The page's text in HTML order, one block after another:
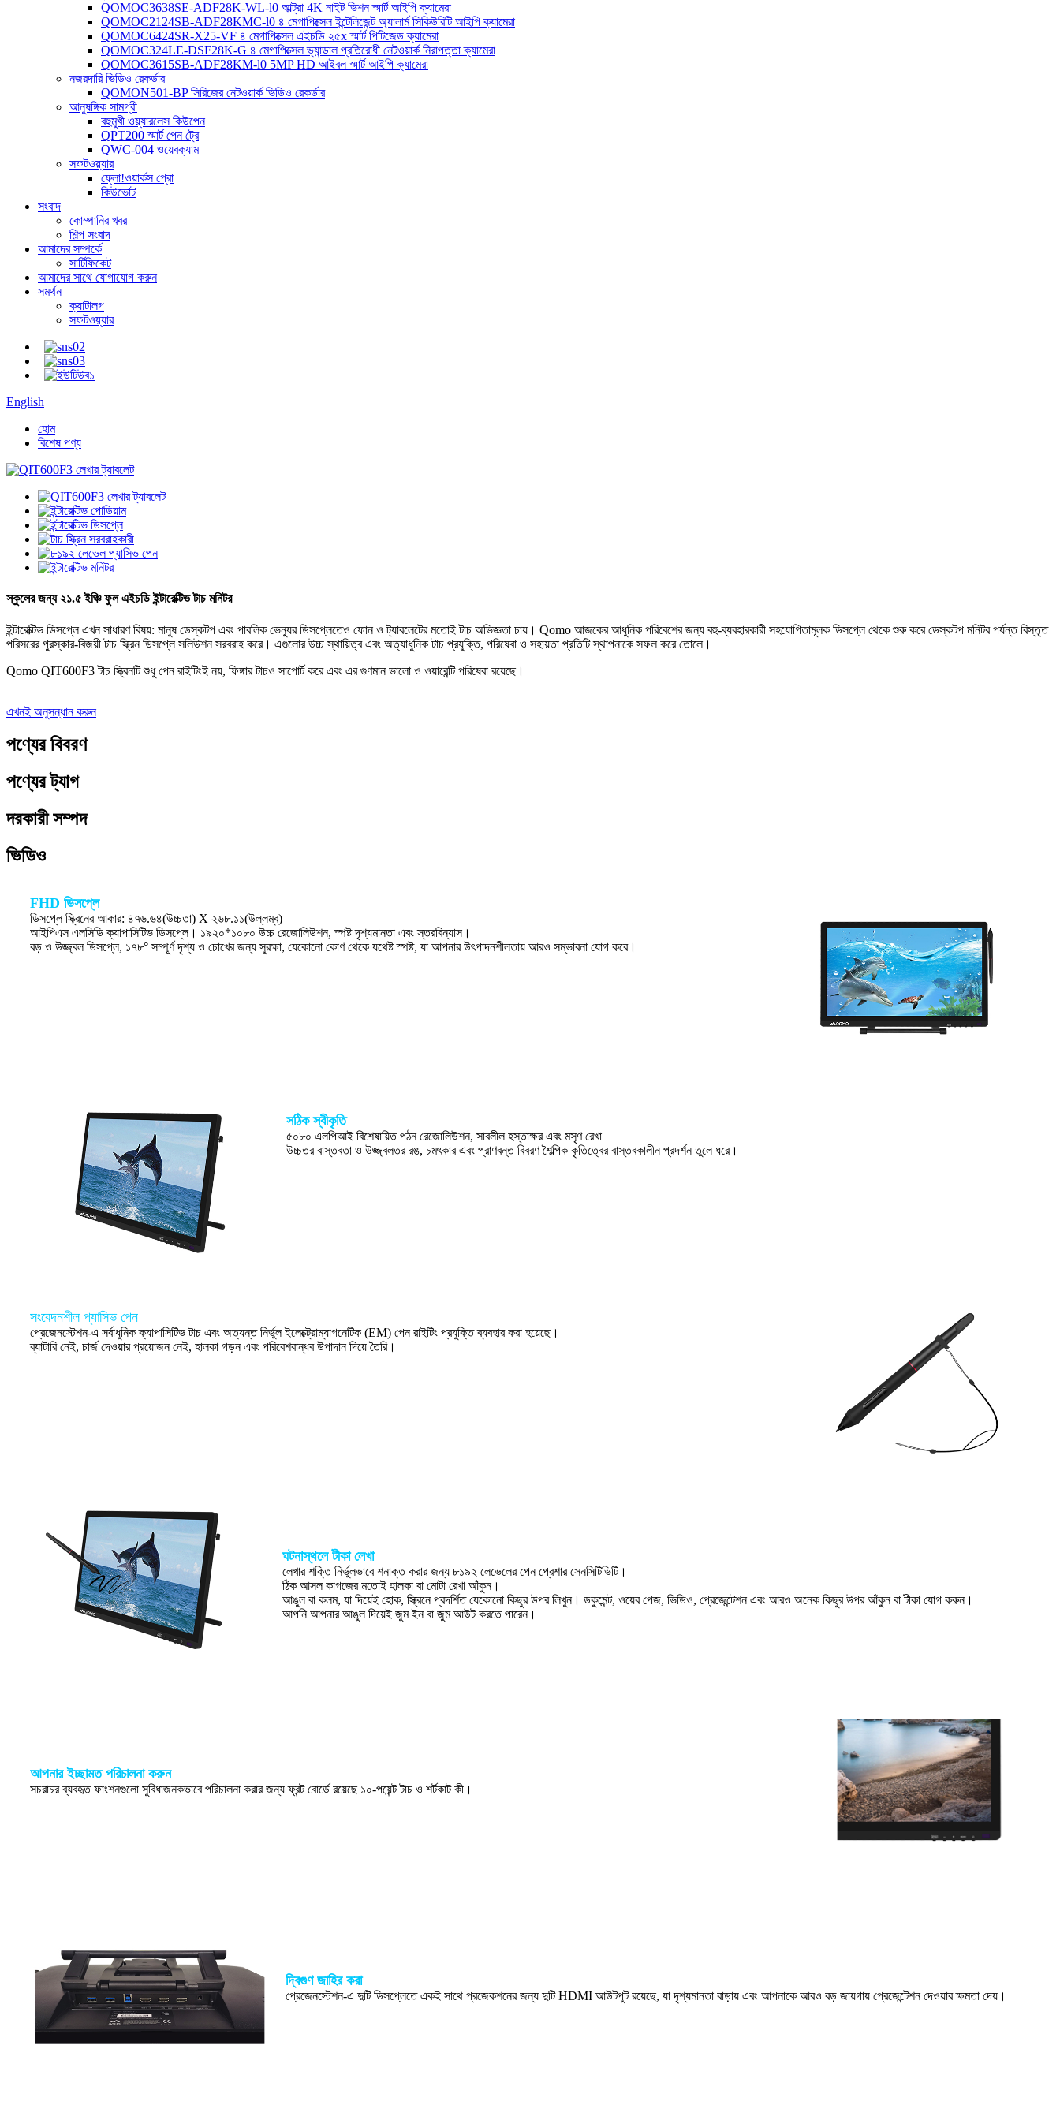
QOMOC3638SE-ADF28K-WL-l0 ​​আল্ট্রা 4K নাইট ভিশন স্মার্ট আইপি ক্যামেরা
QOMOC2124SB-ADF28KMC-l0 ৪ মেগাপিক্সেল ইন্টেলিজেন্ট অ্যালার্ম সিকিউরিটি আইপি ক্যামেরা
QOMOC6424SR-X25-VF ৪ মেগাপিক্সেল এইচডি ২৫x স্মার্ট পিটিজেড ক্যামেরা
QOMOC324LE-DSF28K-G ৪ মেগাপিক্সেল ভ্যান্ডাল প্রতিরোধী নেটওয়ার্ক নিরাপত্তা ক্যামেরা
QOMOC3615SB-ADF28KM-l0 5MP HD আইবল স্মার্ট আইপি ক্যামেরা
নজরদারি ভিডিও রেকর্ডার
QOMON501-BP সিরিজের নেটওয়ার্ক ভিডিও রেকর্ডার
আনুষঙ্গিক সামগ্রী
বহুমুখী ওয়্যারলেস কিউপেন
QPT200 স্মার্ট পেন ট্রে
QWC-004 ওয়েবক্যাম
সফটওয়্যার
ফ্লো!ওয়ার্কস প্রো
কিউভোট
সংবাদ
কোম্পানির খবর
শিল্প সংবাদ
আমাদের সম্পর্কে
সার্টিফিকেট
আমাদের সাথে যোগাযোগ করুন
সমর্থন
ক্যাটালগ
সফটওয়্যার
English
হোম
বিশেষ পণ্য
স্কুলের জন্য ২১.৫ ইঞ্চি ফুল এইচডি ইন্টারেক্টিভ টাচ মনিটর
ইন্টারেক্টিভ ডিসপ্লে এখন সাধারণ বিষয়: মানুষ ডেস্কটপ এবং পাবলিক ভেন্যুর ডিসপ্লেতেও ফোন ও ট্যাবলেটের মতোই টাচ অভিজ্ঞতা চায়। Qomo আজকের আধুনিক পরিবেশের জন্য বহু-ব্যবহারকারী সহযোগিতামূলক ডিসপ্লে থেকে শুরু করে ডেস্কটপ মনিটর পর্যন্ত বিস্তৃত
পরিসরের পুরস্কার-বিজয়ী টাচ স্ক্রিন ডিসপ্লে সলিউশন সরবরাহ করে। এগুলোর উচ্চ স্থায়িত্ব এবং অত্যাধুনিক টাচ প্রযুক্তি, পরিষেবা ও সহায়তা প্রতিটি স্থাপনাকে সফল করে তোলে।
Qomo QIT600F3 টাচ স্ক্রিনটি শুধু পেন রাইটিংই নয়, ফিঙ্গার টাচও সাপোর্ট করে এবং এর গুণমান ভালো ও ওয়ারেন্টি পরিষেবা রয়েছে।
এখনই অনুসন্ধান করুন
পণ্যের বিবরণ
পণ্যের ট্যাগ
দরকারী সম্পদ
ভিডিও
FHD ডিসপ্লে
ডিসপ্লে স্ক্রিনের আকার: ৪৭৬.৬৪(উচ্চতা) X ২৬৮.১১(উল্লম্ব)
আইপিএস এলসিডি ক্যাপাসিটিভ ডিসপ্লে। ১৯২০*১০৮০ উচ্চ রেজোলিউশন, স্পষ্ট দৃশ্যমানতা এবং স্তরবিন্যাস।
বড় ও উজ্জ্বল ডিসপ্লে, ১৭৮° সম্পূর্ণ দৃশ্য ও চোখের জন্য সুরক্ষা, যেকোনো কোণ থেকে যথেষ্ট স্পষ্ট, যা আপনার উৎপাদনশীলতায় আরও সম্ভাবনা যোগ করে।
সঠিক স্বীকৃতি
৫০৮০ এলপিআই বিশেষায়িত পঠন রেজোলিউশন, সাবলীল হস্তাক্ষর এবং মসৃণ রেখা
উচ্চতর বাস্তবতা ও উজ্জ্বলতর রঙ, চমৎকার এবং প্রাণবন্ত বিবরণ শৈল্পিক কৃতিত্বের বাস্তবকালীন প্রদর্শন তুলে ধরে।
সংবেদনশীল প্যাসিভ পেন
প্রেজেনস্টেশন-এ সর্বাধুনিক ক্যাপাসিটিভ টাচ এবং অত্যন্ত নির্ভুল ইলেক্ট্রোম্যাগনেটিক (EM) পেন রাইটিং প্রযুক্তি ব্যবহার করা হয়েছে।
ব্যাটারি নেই, চার্জ দেওয়ার প্রয়োজন নেই, হালকা গড়ন এবং পরিবেশবান্ধব উপাদান দিয়ে তৈরি।
ঘটনাস্থলে টীকা লেখা
লেখার শক্তি নির্ভুলভাবে শনাক্ত করার জন্য ৮১৯২ লেভেলের পেন প্রেশার সেনসিটিভিটি।
ঠিক আসল কাগজের মতোই হালকা বা মোটা রেখা আঁকুন।
আঙুল বা কলম, যা দিয়েই হোক, স্ক্রিনে প্রদর্শিত যেকোনো কিছুর উপর লিখুন। ডকুমেন্ট, ওয়েব পেজ, ভিডিও, প্রেজেন্টেশন এবং আরও অনেক কিছুর উপর আঁকুন বা টীকা যোগ করুন।
আপনি আপনার আঙুল দিয়েই জুম ইন বা জুম আউট করতে পারেন।
আপনার ইচ্ছামত পরিচালনা করুন
সচরাচর ব্যবহৃত ফাংশনগুলো সুবিধাজনকভাবে পরিচালনা করার জন্য ফ্রন্ট বোর্ডে রয়েছে ১০-পয়েন্ট টাচ ও শর্টকাট কী।
দ্বিগুণ জাহির করা
প্রেজেনস্টেশন-এ দুটি ডিসপ্লেতে একই সাথে প্রজেকশনের জন্য দুটি HDMI আউটপুট রয়েছে, যা দৃশ্যমানতা বাড়ায় এবং আপনাকে আরও বড় জায়গায় প্রেজেন্টেশন দেওয়ার ক্ষমতা দেয়।